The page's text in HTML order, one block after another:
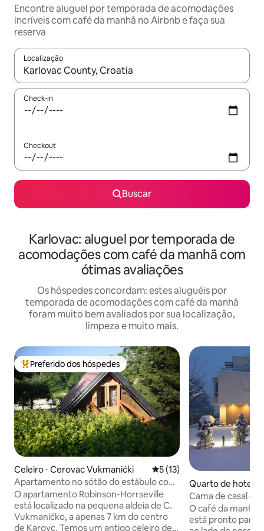
Encontre aluguel por temporada de acomodações
incríveis com café da manhã no Airbnb e faça sua
reserva
Localização
Quando os resultados estiverem disponíveis, explore-os
Check-in
Checkout
Buscar
Karlovac: aluguel por temporada de
acomodações com café da manhã com
ótimas avaliações
Os hóspedes concordam: estes aluguéis por
temporada de acomodações com café da manhã
foram muito bem avaliados por sua localização,
limpeza e muito mais.
Entre os melhores preferidos dos hóspedes
Preferido dos hóspedes
Celeiro ⋅ Cerovac Vukmanićki 5 de uma avaliação média
5 (13)
Apartamento no sótão do estábulo com
vista para os cavalos
O apartamento Robinson-Horrseville
está localizado na pequena aldeia de C.
Vukmanićko, a apenas 7 km do centro
de Karovc. Temos um antigo celeiro de
Quarto de hotel ⋅
Cama de casal
Magdalena
O café da manhã
está pronto para